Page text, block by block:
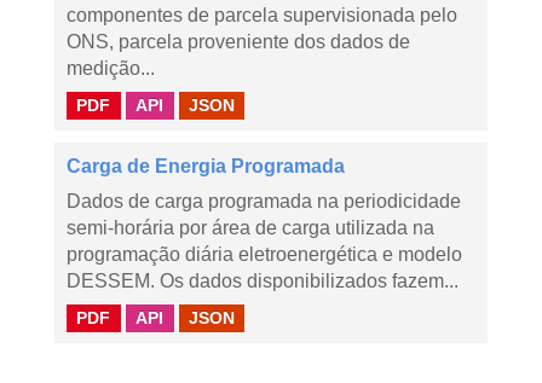
componentes de parcela supervisionada pelo
ONS, parcela proveniente dos dados de
medição...
PDF API JSON
Carga de Energia Programada
Dados de carga programada na periodicidade
semi-horária por área de carga utilizada na
programação diária eletroenergética e modelo
DESSEM. Os dados disponibilizados fazem...
PDF API JSON